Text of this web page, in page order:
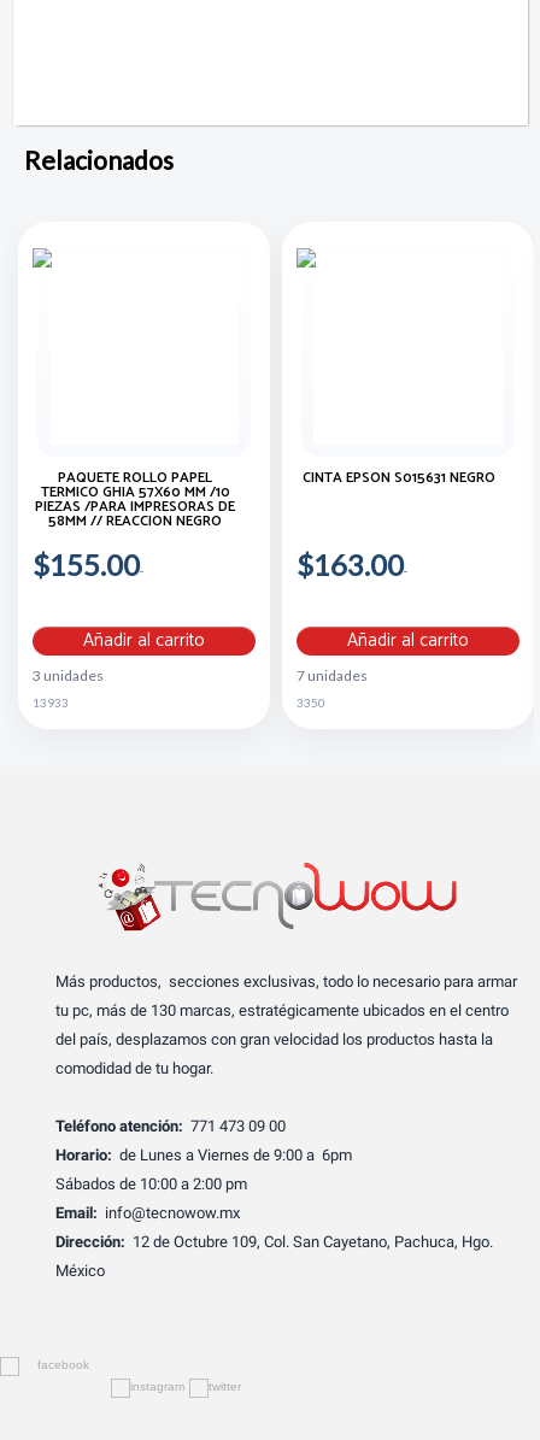
Relacionados
PAQUETE ROLLO PAPEL
TERMICO GHIA 57X60 MM /10
PIEZAS /PARA IMPRESORAS DE
58MM // REACCION NEGRO
$155.00
Añadir al carrito
3 unidades
13933
CINTA EPSON S015631 NEGRO
$163.00
Añadir al carrito
7 unidades
3350
Más productos, secciones exclusivas, todo lo necesario para armar
tu pc, más de 130 marcas, estratégicamente ubicados en el centro
del país, desplazamos con gran velocidad los productos hasta la
comodidad de tu hogar.
Teléfono atención: 771 473 09 00
Horario: de Lunes a Viernes de 9:00 a 6pm
Sábados de 10:00 a 2:00 pm
Email: info@tecnowow.mx
Dirección: 12 de Octubre 109, Col. San Cayetano, Pachuca, Hgo.
México